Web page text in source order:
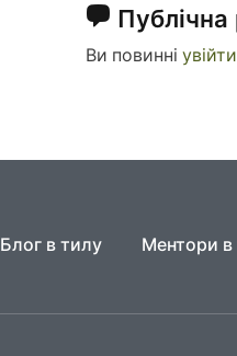
Ви повинні увійти
Блог в тилу Ментори в